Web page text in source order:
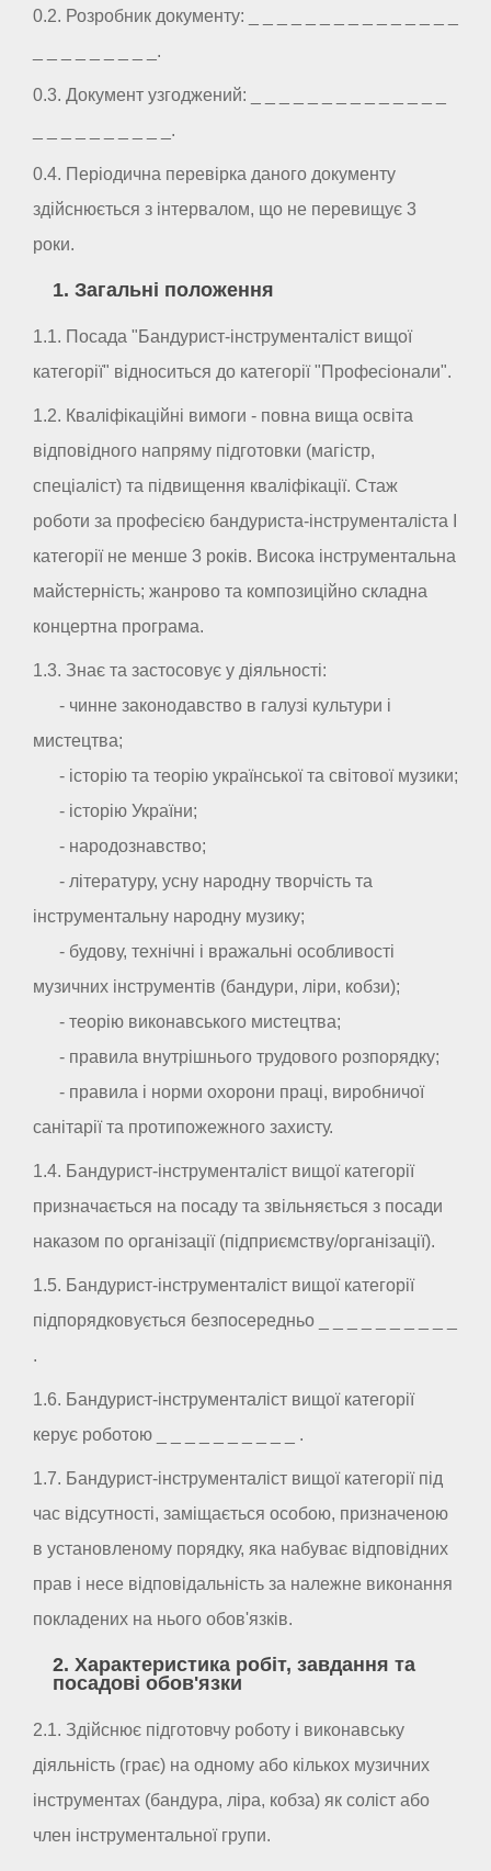
0.2. Розробник документу: _ _ _ _ _ _ _ _ _ _ _ _ _ _ _
_ _ _ _ _ _ _ _ _.
0.3. Документ узгоджений: _ _ _ _ _ _ _ _ _ _ _ _ _ _
_ _ _ _ _ _ _ _ _ _.
0.4. Періодична перевірка даного документу
здійснюється з інтервалом, що не перевищує 3
роки.
1. Загальні положення
1.1. Посада "Бандурист-інструменталіст вищої
категорії" відноситься до категорії "Професіонали".
1.2. Кваліфікаційні вимоги - повна вища освіта
відповідного напряму підготовки (магістр,
спеціаліст) та підвищення кваліфікації. Стаж
роботи за професією бандуриста-інструменталіста I
категорії не менше 3 років. Висока інструментальна
майстерність; жанрово та композиційно складна
концертна програма.
1.3. Знає та застосовує у діяльності:
- чинне законодавство в галузі культури і
мистецтва;
- історію та теорію української та світової музики;
- історію України;
- народознавство;
- літературу, усну народну творчість та
інструментальну народну музику;
- будову, технічні і вражальні особливості
музичних інструментів (бандури, ліри, кобзи);
- теорію виконавського мистецтва;
- правила внутрішнього трудового розпорядку;
- правила і норми охорони праці, виробничої
санітарії та протипожежного захисту.
1.4. Бандурист-інструменталіст вищої категорії
призначається на посаду та звільняється з посади
наказом по організації (підприємству/організації).
1.5. Бандурист-інструменталіст вищої категорії
підпорядковується безпосередньо _ _ _ _ _ _ _ _ _ _
.
1.6. Бандурист-інструменталіст вищої категорії
керує роботою _ _ _ _ _ _ _ _ _ _ .
1.7. Бандурист-інструменталіст вищої категорії під
час відсутності, заміщається особою, призначеною
в установленому порядку, яка набуває відповідних
прав і несе відповідальність за належне виконання
покладених на нього обов'язків.
2. Характеристика робіт, завдання та
посадові обов'язки
2.1. Здійснює підготовчу роботу і виконавську
діяльність (грає) на одному або кількох музичних
інструментах (бандура, ліра, кобза) як соліст або
член інструментальної групи.